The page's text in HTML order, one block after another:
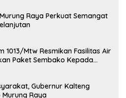
Raya Perkuat Semangat
1013/Mtw Resmikan Fasilitas Air
Paket Sembako Kepada
Gubernur Kalteng
Murung Raya